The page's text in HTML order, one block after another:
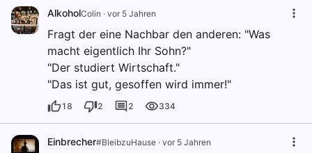
AlkoholColin · vor 5 Jahren
Fragt der eine Nachbar den anderen: "Was
macht eigentlich Ihr Sohn?"
"Der studiert Wirtschaft."
"Das ist gut, gesoffen wird immer!"
18 2 2 334
Einbrecher#BleibzuHause · vor 5 Jahren